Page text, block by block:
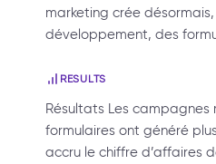
marketing crée
développement, des
RESULTS
Résultats Les campagnes
formulaires ont généré
accru le chiffre d’affaires